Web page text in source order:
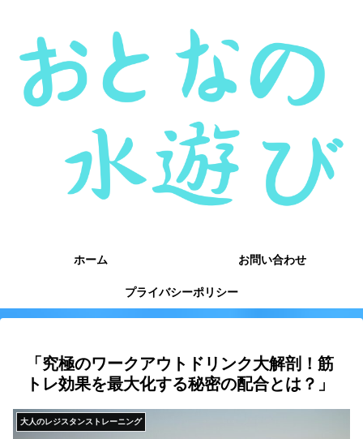
ホーム お問い合わせ
プライバシーポリシー
「究極のワークアウトドリンク大解剖！筋
トレ効果を最大化する秘密の配合とは？」
大人のレジスタンストレーニング